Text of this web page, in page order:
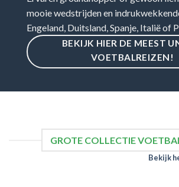
mooie wedstrijden en
Engeland, Duitsland, Spanje, Italië of
BEKIJK HIER DE MEEST
VOETBALREIZEN!
GROTE COLLECTIE
Bekijk